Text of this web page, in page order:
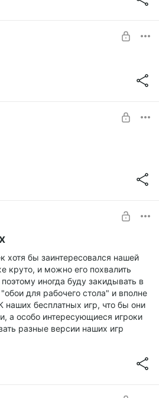
игры
хотя бы заинтересовался нашей
круто, и можно его похвалить
иногда буду закидывать в
для рабочего стола" и вполне
наших бесплатных игр, что бы они
а особо интересующиеся игроки
разные версии наших игр